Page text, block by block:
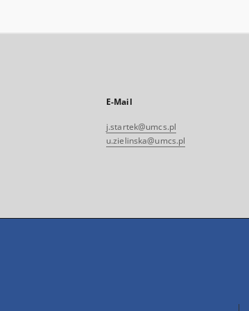
E-Mail
j.startek@umcs.pl
u.zielinska@umcs.pl